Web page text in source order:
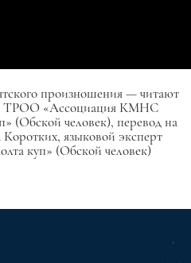
произношения — читают
ТРОО «Ассоциация КМНС
(Обской человек), перевод на
языковой эксперт
куп» (Обской человек)